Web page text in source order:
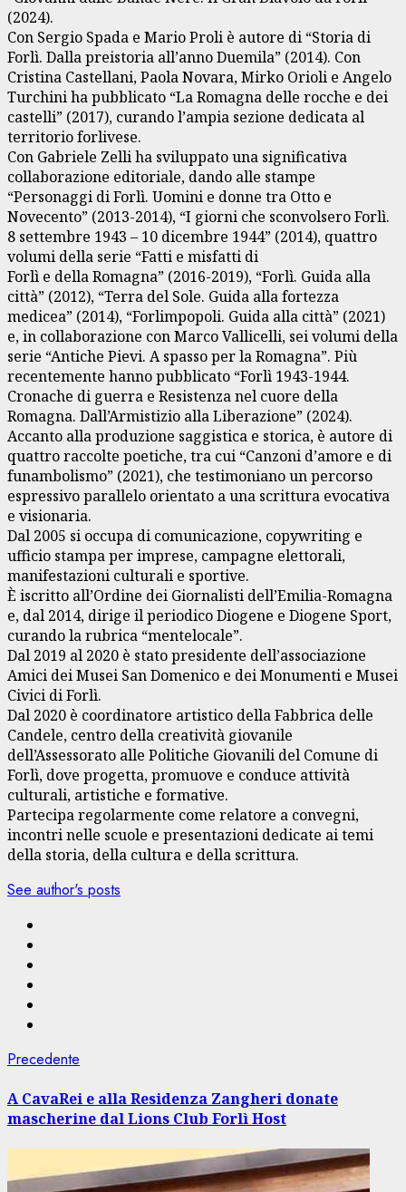
(2024).
Con Sergio Spada e Mario Proli è autore di “Storia di
Forlì. Dalla preistoria all’anno Duemila” (2014). Con
Cristina Castellani, Paola Novara, Mirko Orioli e Angelo
Turchini ha pubblicato “La Romagna delle rocche e dei
castelli” (2017), curando l’ampia sezione dedicata al
territorio forlivese.
Con Gabriele Zelli ha sviluppato una significativa
collaborazione editoriale, dando alle stampe
“Personaggi di Forlì. Uomini e donne tra Otto e
Novecento” (2013-2014), “I giorni che sconvolsero Forlì.
8 settembre 1943 – 10 dicembre 1944” (2014), quattro
volumi della serie “Fatti e misfatti di
Forlì e della Romagna” (2016-2019), “Forlì. Guida alla
città” (2012), “Terra del Sole. Guida alla fortezza
medicea” (2014), “Forlimpopoli. Guida alla città” (2021)
e, in collaborazione con Marco Vallicelli, sei volumi della
serie “Antiche Pievi. A spasso per la Romagna”. Più
recentemente hanno pubblicato “Forlì 1943-1944.
Cronache di guerra e Resistenza nel cuore della
Romagna. Dall’Armistizio alla Liberazione” (2024).
Accanto alla produzione saggistica e storica, è autore di
quattro raccolte poetiche, tra cui “Canzoni d’amore e di
funambolismo” (2021), che testimoniano un percorso
espressivo parallelo orientato a una scrittura evocativa
e visionaria.
Dal 2005 si occupa di comunicazione, copywriting e
ufficio stampa per imprese, campagne elettorali,
manifestazioni culturali e sportive.
È iscritto all’Ordine dei Giornalisti dell’Emilia-Romagna
e, dal 2014, dirige il periodico Diogene e Diogene Sport,
curando la rubrica “mentelocale”.
Dal 2019 al 2020 è stato presidente dell’associazione
Amici dei Musei San Domenico e dei Monumenti e Musei
Civici di Forlì.
Dal 2020 è coordinatore artistico della Fabbrica delle
Candele, centro della creatività giovanile
dell’Assessorato alle Politiche Giovanili del Comune di
Forlì, dove progetta, promuove e conduce attività
culturali, artistiche e formative.
Partecipa regolarmente come relatore a convegni,
incontri nelle scuole e presentazioni dedicate ai temi
della storia, della cultura e della scrittura.
See author's posts
Navigazione
articolo
Precedente
A CavaRei e alla Residenza Zangheri donate
mascherine dal Lions Club Forlì Host